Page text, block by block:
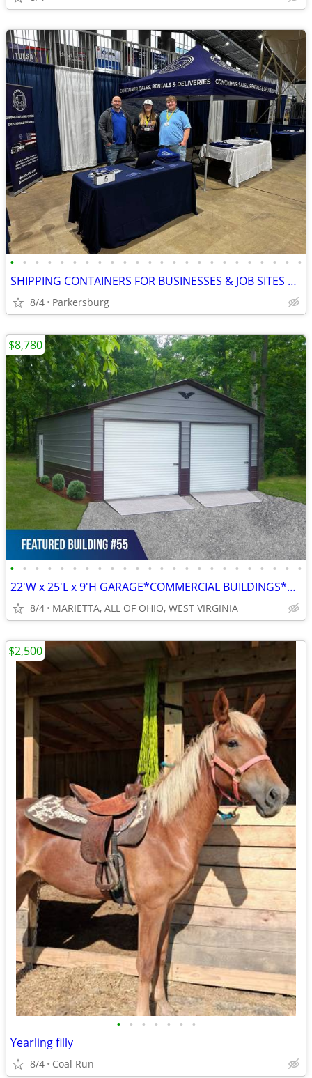
• • • • • • • • • • • • • • • • • • • • • • • •
SHIPPING CONTAINERS FOR BUSINESSES & JOB SITES 681-381-3206
8/4 Parkersburg
• • • • • • • • • • • • • • • • • • • • • • • •
22'W x 25'L x 9'H GARAGE*COMMERCIAL BUILDINGS*BARNS*RV COVERS
8/4 MARIETTA, ALL OF OHIO, WEST VIRGINIA
$8,780
• • • • • • •
Yearling filly
8/4 Coal Run
$2,500